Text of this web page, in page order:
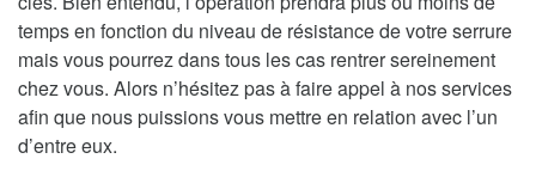
temps en fonction du niveau de résistance de votre serrure
mais vous pourrez dans tous les cas rentrer sereinement
chez vous. Alors n’hésitez pas à faire appel à nos services
afin que nous puissions vous mettre en relation avec l’un
d’entre eux.